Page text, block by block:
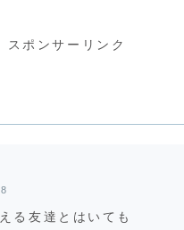
スムージーには
世話になったな
の体がホルマリン
漬けにして、標本
スポンサーリンク
る友達とはいても